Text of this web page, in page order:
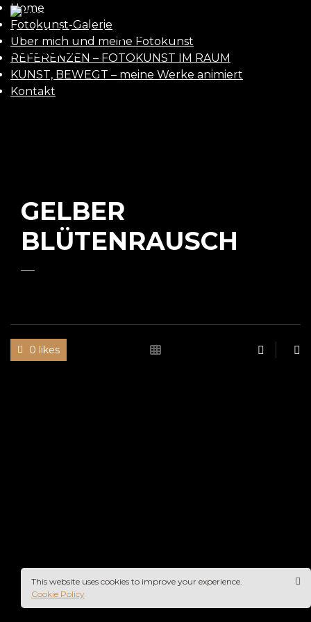
Home
Fotokunst-Galerie
Über mich und meine Fotokunst
REFERENZEN – FOTOKUNST IM RAUM
KUNST, BEWEGT – meine Werke animiert
Kontakt
GELBER
BLÜTENRAUSCH
0 likes
This website uses cookies to improve your experience.
Cookie Policy